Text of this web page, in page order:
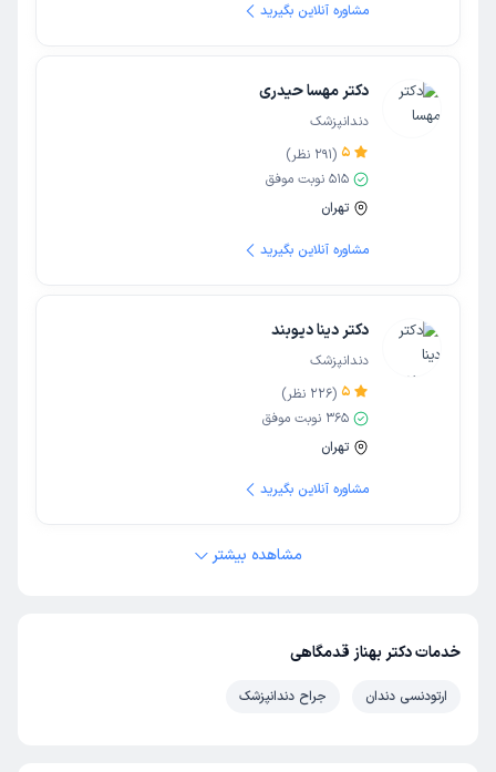
مشاوره آنلاین بگیرید
دکتر مهسا حیدری
دندانپزشک
5
(
291 نظر)
515 نوبت موفق
تهران
مشاوره آنلاین بگیرید
دکتر دینا دیوبند
دندانپزشک
5
(
226 نظر)
365 نوبت موفق
تهران
مشاوره آنلاین بگیرید
مشاهده بیشتر
خدمات دکتر بهناز قدمگاهی
ارتودنسی دندان جراح دندانپزشک